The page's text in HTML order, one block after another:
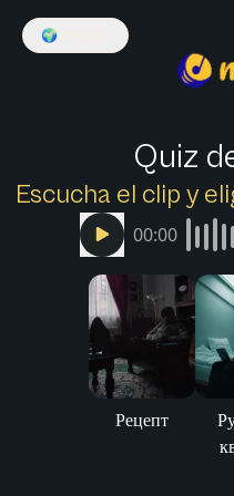
🌍
Quiz
Escucha el clip y
00:00
Рецепт